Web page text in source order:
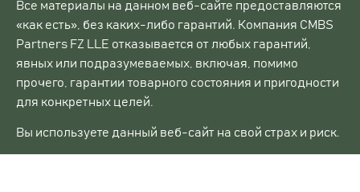
Все материалы на данном веб-сайте предоставляются
«как есть», без каких-либо гарантий. Компания CMBS
Partners FZ LLE отказывается от любых гарантий,
явных или подразумеваемых, включая, помимо
прочего, гарантии товарного состояния и пригодности
для конкретных целей.
Вы используете данный веб-сайт на свой страх и риск.